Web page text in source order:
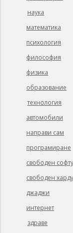
наука
математика
психология
философия
физика
образование
технология
автомобили
направи сам
програмиране
свободен
свободен
джаджи
интернет
здраве